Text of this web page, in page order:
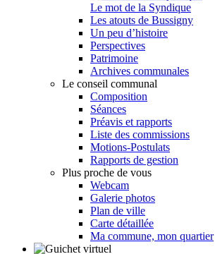
Le mot de la Syndique
Les atouts de Bussigny
Un peu d’histoire
Perspectives
Patrimoine
Archives communales
Le conseil communal
Composition
Séances
Préavis et rapports
Liste des commissions
Motions-Postulats
Rapports de gestion
Plus proche de vous
Webcam
Galerie photos
Plan de ville
Carte détaillée
Ma commune, mon quartier